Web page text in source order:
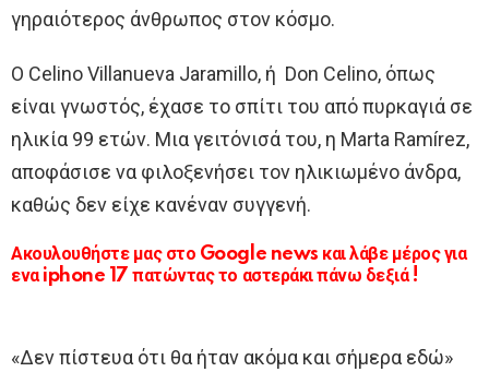
γηραιότερος άνθρωπος στον κόσμο.
Ο Celino Villanueva Jaramillo, ή Don Celino, όπως
είναι γνωστός, έχασε το σπίτι του από πυρκαγιά σε
ηλικία 99 ετών. Μια γειτόνισά του, η Marta Ramírez,
αποφάσισε να φιλοξενήσει τον ηλικιωμένο άνδρα,
καθώς δεν είχε κανέναν συγγενή.
Ακουλουθήστε μας στο Google news και λάβε μέρος για
ενα iphone 17 πατώντας το αστεράκι πάνω δεξιά !
«Δεν πίστευα ότι θα ήταν ακόμα και σήμερα εδώ»